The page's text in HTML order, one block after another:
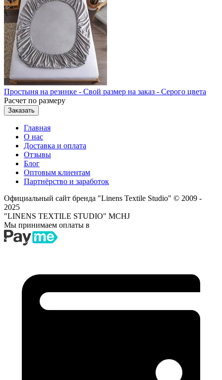
Простыня на резинке - Свой размер на заказ - Серого цвета
Расчет по размеру
Заказать
Главная
О нас
Доставка и оплата
Отзывы
Блог
Оптовым клиентам
Партнёрство и заработок
Официальный сайт бренда "Linens Textile Studio" © 2009 -
2025
"LINENS TEXTILE STUDIO" MCHJ
Мы принимаем оплаты в